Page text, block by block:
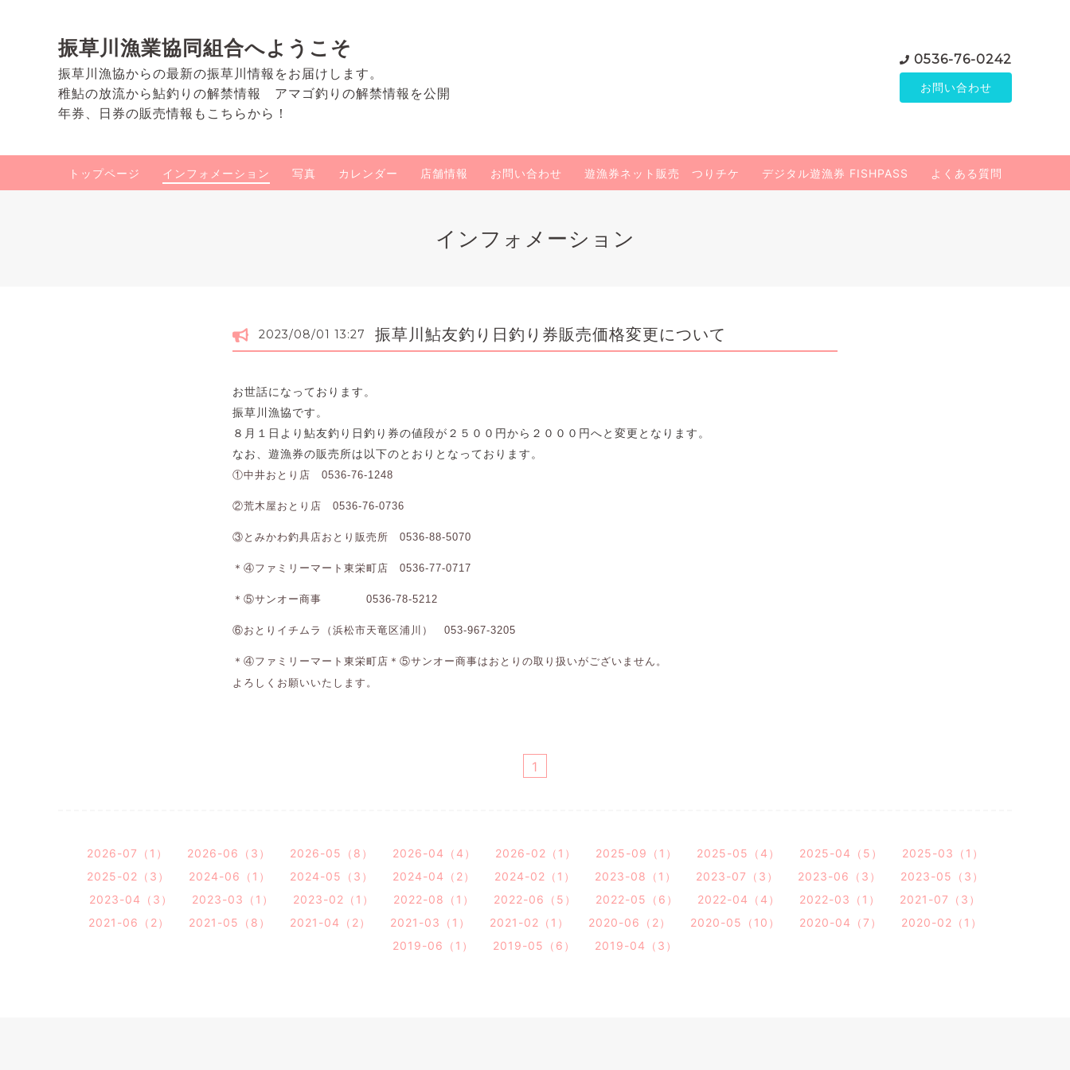
振草川漁業協同組合へようこそ
振草川漁協からの最新の振草川情報をお届けします。
稚鮎の放流から鮎釣りの解禁情報 アマゴ釣りの解禁情報を公開
年券、日券の販売情報もこちらから！
0536-76-0242
お問い合わせ
トップページ インフォメーション 写真 カレンダー 店舗情報 お問い合わせ 遊漁券ネット販売 つりチケ デジタル遊漁券 FISHPASS よくある質問
インフォメーション
2023/08/01 13:27 振草川鮎友釣り日釣り券販売価格変更について
お世話になっております。
振草川漁協です。
８月１日より鮎友釣り日釣り券の値段が２５００円から２０００円へと変更となります。
なお、遊漁券の販売所は以下のとおりとなっております。
①中井おとり店 0536-76-1248
②荒木屋おとり店 0536-76-0736
③とみかわ釣具店おとり販売所 0536-88-5070
＊④ファミリーマート東栄町店 0536-77-0717
＊⑤サンオー商事 0536-78-5212
⑥おとりイチムラ（浜松市天竜区浦川） 053-967-3205
＊④ファミリーマート東栄町店＊⑤サンオー商事はおとりの取り扱いがございません。
よろしくお願いいたします。
1
2026-07（1） 2026-06（3） 2026-05（8） 2026-04（4） 2026-02（1） 2025-09（1） 2025-05（4） 2025-04（5）
2025-03（1）
2025-02（3）
2024-06（1） 2024-05（3） 2024-04（2） 2024-02（1） 2023-08（1） 2023-07（3） 2023-06（3）
2023-05（3）
2023-04（3）
2023-03（1） 2023-02（1） 2022-08（1） 2022-06（5） 2022-05（6） 2022-04（4） 2022-03（1）
2021-07（3）
2021-06（2）
2021-05（8） 2021-04（2） 2021-03（1） 2021-02（1） 2020-06（2） 2020-05（10） 2020-04（7）
2020-02（1）
2019-06（1）
2019-05（6） 2019-04（3）